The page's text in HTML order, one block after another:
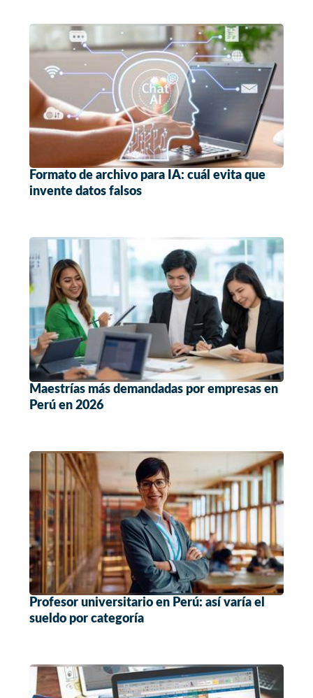
Formato de archivo para IA: cuál evita que
invente datos falsos
Maestrías más demandadas por empresas en
Perú en 2026
Profesor universitario en Perú: así varía el
sueldo por categoría